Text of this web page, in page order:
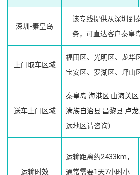
深圳-秦皇岛
该专线提供从深圳到
务，可直达客户秦皇
上门取车区域
福田区、光明区、龙华
宝安区、罗湖区、坪山
送车上门区域
秦皇岛 海港区 山海关区
满族自治县 昌黎县 卢
远地区请咨询）
运输时效
运输距离约2433km，
通常需要1天7小时小